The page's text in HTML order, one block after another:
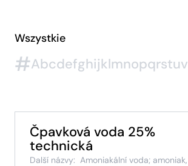
Wszystkie
#Abcdefghijklmnopqrstuv
Čpavková voda 25%
technická
Další názvy: Amoniakální voda; amoniak,